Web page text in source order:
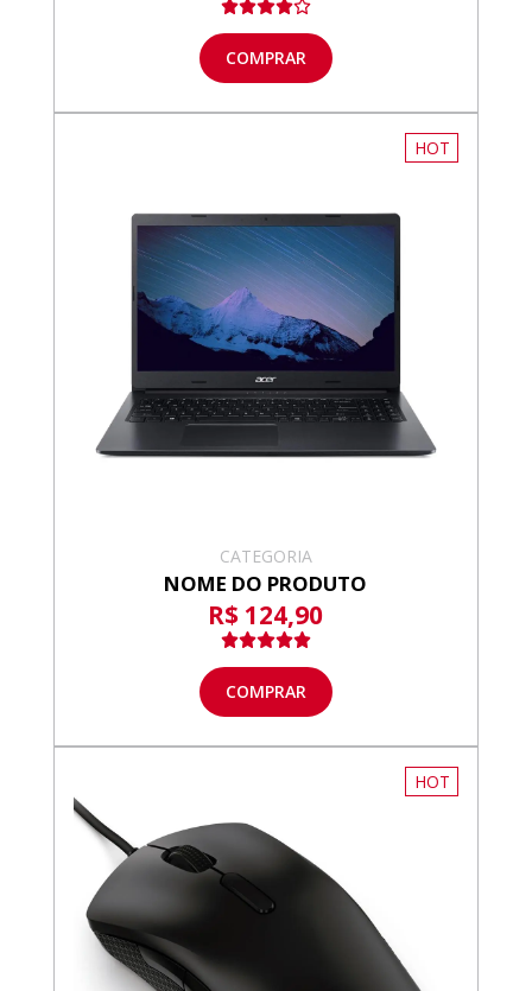
COMPRAR
HOT
CATEGORIA
NOME DO PRODUTO
R$ 124,90
COMPRAR
HOT